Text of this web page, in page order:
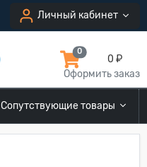
Личный кабинет
0
0 ₽
Оформить заказ
Сопутствующие товары